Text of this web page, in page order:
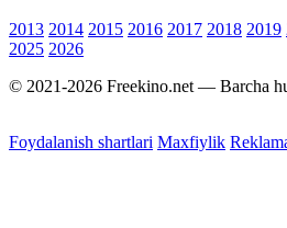
2013 2014 2015 2016 2017 2018 2019
2025 2026
© 2021-2026 Freekino.net — Barcha
Foydalanish shartlari Maxfiylik